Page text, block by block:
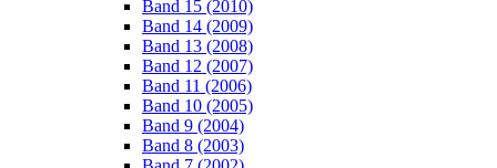
Band 15 (2010)
Band 14 (2009)
Band 13 (2008)
Band 12 (2007)
Band 11 (2006)
Band 10 (2005)
Band 9 (2004)
Band 8 (2003)